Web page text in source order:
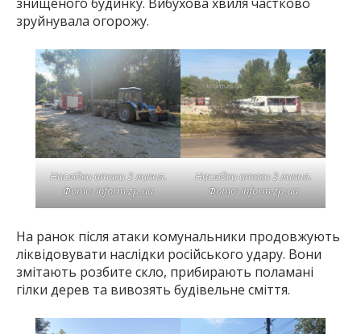
зруйнувала огорожу.
Наслідки атаки 3 липня.
Фото: inform.zp.ua
Наслідки атаки 3 липня.
Фото: inform.zp.ua
На ранок після атаки комунальники продовжують
ліквідовувати наслідки російського удару. Вони
змітають розбите скло, прибирають поламані
гілки дерев та вивозять будівельне сміття.